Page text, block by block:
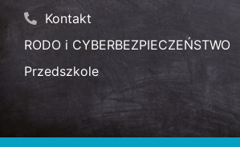
Kontakt
RODO i CYBERBEZPIECZEŃSTWO
Przedszkole